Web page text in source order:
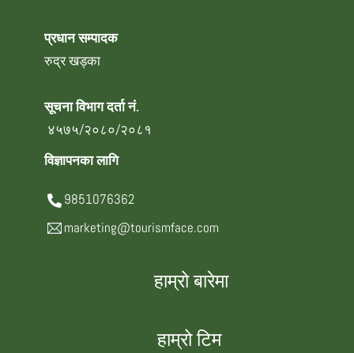
प्रधान सम्पादक
रुद्र खड्का
सूचना विभाग दर्ता नं.
४५७५/२०८०/२०८१
विज्ञापनका लागि
9851076362
marketing@tourismface.com
हाम्रो बारेमा
हाम्रो टिम